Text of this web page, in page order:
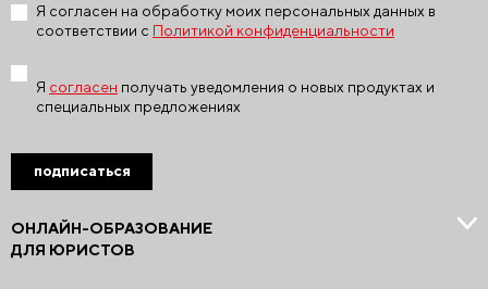
ОНЛАЙН-ОБРАЗОВАНИЕ
ДЛЯ ЮРИСТОВ
Я согласен на обработку моих персональных данных в
соответствии с Политикой конфиденциальности
Я согласен получать уведомления о новых продуктах и
специальных предложениях
подписаться